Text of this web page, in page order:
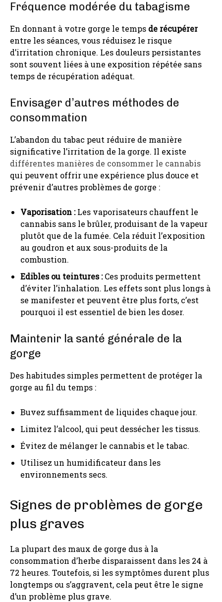
Fréquence modérée du tabagisme
En donnant à votre gorge le temps de récupérer
entre les séances, vous réduisez le risque
d’irritation chronique. Les douleurs persistantes
sont souvent liées à une exposition répétée sans
temps de récupération adéquat.
Envisager d’autres méthodes de
consommation
L’abandon du tabac peut réduire de manière
significative l’irritation de la gorge. Il existe
différentes manières de consommer le cannabis
qui peuvent offrir une expérience plus douce et
prévenir d’autres problèmes de gorge :
Vaporisation :Les vaporisateurs chauffent le
cannabis sans le brûler, produisant de la vapeur
plutôt que de la fumée. Cela réduit l’exposition
au goudron et aux sous-produits de la
combustion.
Edibles ou teintures :Ces produits permettent
d’éviter l’inhalation. Les effets sont plus longs à
se manifester et peuvent être plus forts, c’est
pourquoi il est essentiel de bien les doser.
Maintenir la santé générale de la
gorge
Des habitudes simples permettent de protéger la
gorge au fil du temps :
Buvez suffisamment de liquides chaque jour.
Limitez l’alcool, qui peut dessécher les tissus.
Évitez de mélanger le cannabis et le tabac.
Utilisez un humidificateur dans les
environnements secs.
Signes de problèmes de gorge
plus graves
La plupart des maux de gorge dus à la
consommation d’herbe disparaissent dans les 24 à
72 heures. Toutefois, si les symptômes durent plus
longtemps ou s’aggravent, cela peut être le signe
d’un problème plus grave.